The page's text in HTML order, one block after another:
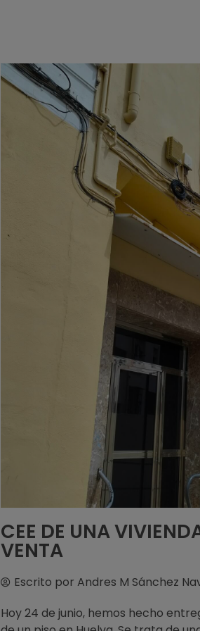
CEE DE UNA
VENTA
Escrito por Andres M Sánchez
Hoy 24 de junio, hemos hecho